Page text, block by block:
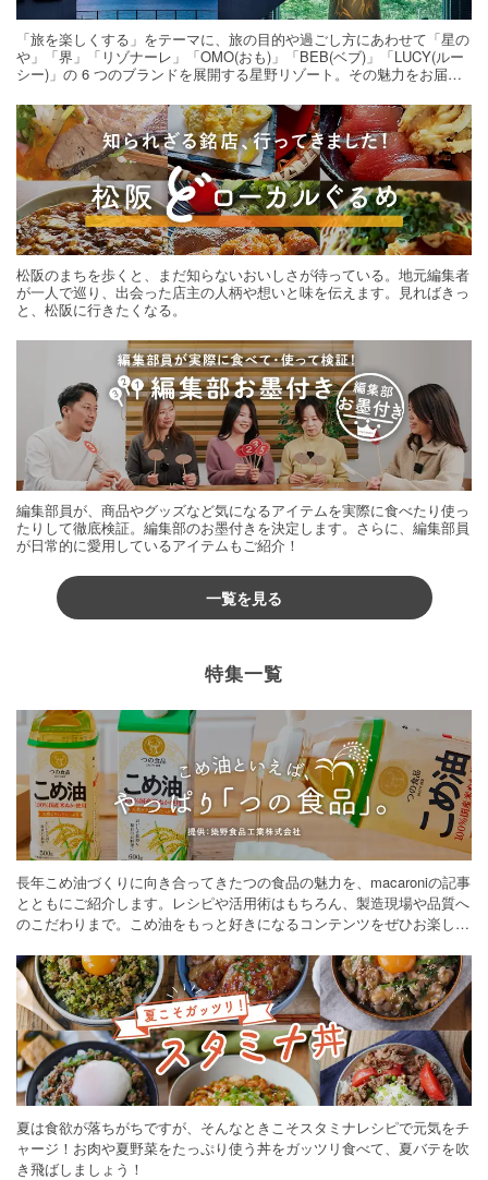
「旅を楽しくする」をテーマに、旅の目的や過ごし方にあわせて「星の
や」「界」「リゾナーレ」「OMO(おも)」「BEB(ベブ)」「LUCY(ルー
シー)」の 6 つのブランドを展開する星野リゾート。その魅力をお届け
松阪のまちを歩くと、まだ知らないおいしさが待っている。地元編集者
が一人で巡り、出会った店主の人柄や想いと味を伝えます。見ればきっ
と、松阪に行きたくなる。
編集部員が、商品やグッズなど気になるアイテムを実際に食べたり使っ
たりして徹底検証。編集部のお墨付きを決定します。さらに、編集部員
が日常的に愛用しているアイテムもご紹介！
一覧を見る
特集一覧
長年こめ油づくりに向き合ってきたつの食品の魅力を、macaroniの記事
とともにご紹介します。レシピや活用術はもちろん、製造現場や品質へ
のこだわりまで。こめ油をもっと好きになるコンテンツをぜひお楽しみ
夏は食欲が落ちがちですが、そんなときこそスタミナレシピで元気をチ
ャージ！お肉や夏野菜をたっぷり使う丼をガッツリ食べて、夏バテを吹
き飛ばしましょう！